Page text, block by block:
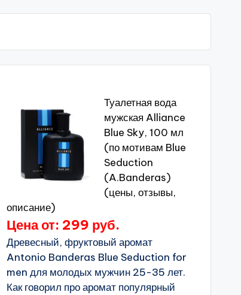
Туалетная вода
мужская Alliance
Blue Sky, 100 мл
(по мотивам Blue
Seduction
(A.Banderas)
(цены, отзывы,
описание)
Цена от: 299 руб.
Древесный, фруктовый аромат
Antonio Banderas Blue Seduction for
men для молодых мужчин 25-35 лет.
Как говорил про аромат популярный